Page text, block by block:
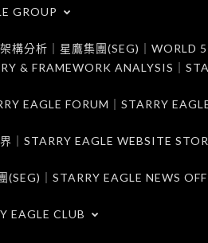
GROUP
構分析｜星鷹集團(SEG)｜WORLD
& FRAMEWORK ANALYSIS｜
EAGLE FORUM｜STARRY
｜STARRY EAGLE WEBSITE
｜STARRY EAGLE NEWS
EAGLE CLUB